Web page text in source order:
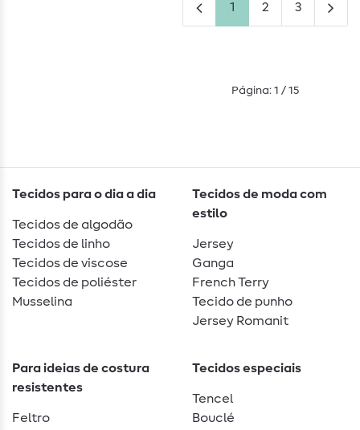
1 2 3
Página: 1 / 15
Tecidos para o dia a dia
Tecidos de algodão
Tecidos de linho
Tecidos de viscose
Tecidos de poliéster
Musselina
Tecidos de moda com
estilo
Jersey
Ganga
French Terry
Tecido de punho
Jersey Romanit
Para ideias de costura
resistentes
Feltro
Tecidos especiais
Tencel
Bouclé